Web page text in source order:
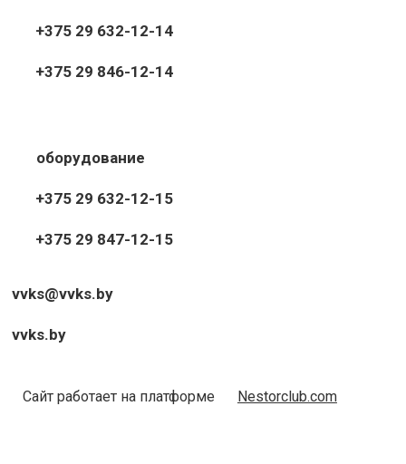
+375 29 632-12-14
+375 29 846-12-14
оборудование
+375 29 632-12-15
+375 29 847-12-15
vvks@vvks.by
vvks.by
Сайт работает на платформе Nestorclub.com